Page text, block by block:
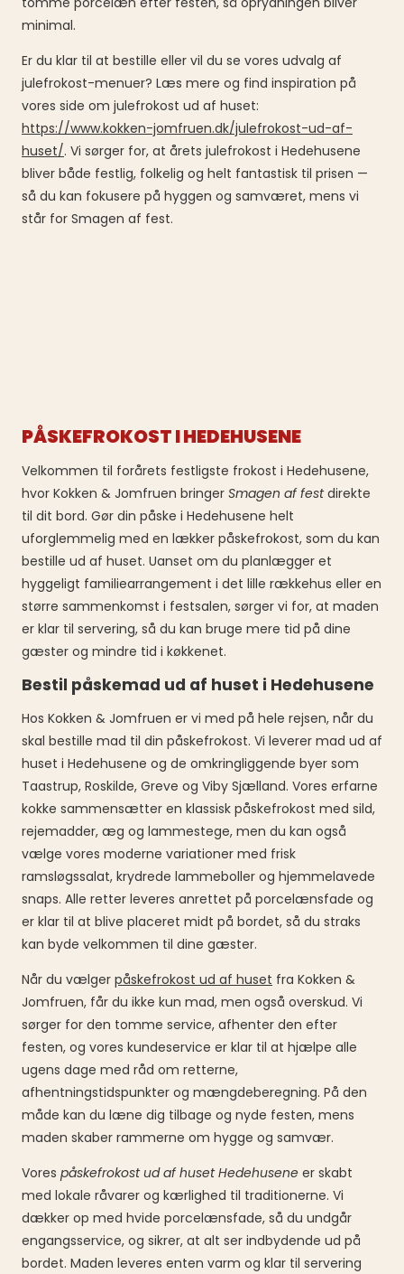
minimal.
Er du klar til at bestille eller vil du se vores udvalg af
julefrokost-menuer? Læs mere og find inspiration på
vores side om julefrokost ud af huset:
https://www.kokken-jomfruen.dk/julefrokost-ud-af-
huset/. Vi sørger for, at årets julefrokost i Hedehusene
bliver både festlig, folkelig og helt fantastisk til prisen —
så du kan fokusere på hyggen og samværet, mens vi
står for Smagen af fest.
PÅSKEFROKOST I HEDEHUSENE
Velkommen til forårets festligste frokost i Hedehusene,
hvor Kokken & Jomfruen bringer Smagen af festdirekte
til dit bord. Gør din påske i Hedehusene helt
uforglemmelig med en lækker påskefrokost, som du kan
bestille ud af huset. Uanset om du planlægger et
hyggeligt familiearrangement i det lille rækkehus eller en
større sammenkomst i festsalen, sørger vi for, at maden
er klar til servering, så du kan bruge mere tid på dine
gæster og mindre tid i køkkenet.
Bestil påskemad ud af huset i Hedehusene
Hos Kokken & Jomfruen er vi med på hele rejsen, når du
skal bestille mad til din påskefrokost. Vi leverer mad ud af
huset i Hedehusene og de omkringliggende byer som
Taastrup, Roskilde, Greve og Viby Sjælland. Vores erfarne
kokke sammensætter en klassisk påskefrokost med sild,
rejemadder, æg og lammestege, men du kan også
vælge vores moderne variationer med frisk
ramsløgssalat, krydrede lammeboller og hjemmelavede
snaps. Alle retter leveres anrettet på porcelænsfade og
er klar til at blive placeret midt på bordet, så du straks
kan byde velkommen til dine gæster.
Når du vælger påskefrokost ud af huset fra Kokken &
Jomfruen, får du ikke kun mad, men også overskud. Vi
sørger for den tomme service, afhenter den efter
festen, og vores kundeservice er klar til at hjælpe alle
ugens dage med råd om retterne,
afhentningstidspunkter og mængdeberegning. På den
måde kan du læne dig tilbage og nyde festen, mens
maden skaber rammerne om hygge og samvær.
Vores påskefrokost ud af huset Hedehusene er skabt
med lokale råvarer og kærlighed til traditionerne. Vi
dækker op med hvide porcelænsfade, så du undgår
engangsservice, og sikrer, at alt ser indbydende ud på
bordet. Maden leveres enten varm og klar til servering